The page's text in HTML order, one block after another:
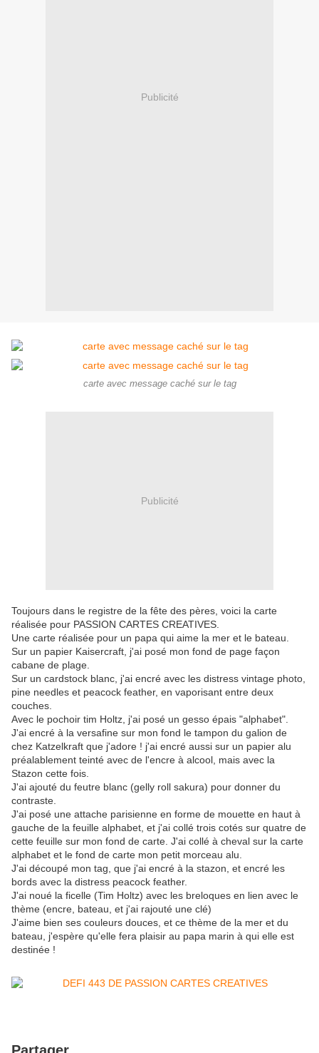
Publicité
carte avec message caché sur le tag
Publicité
Toujours dans le registre de la fête des pères, voici la carte
réalisée pour PASSION CARTES CREATIVES.
Une carte réalisée pour un papa qui aime la mer et le bateau.
Sur un papier Kaisercraft, j'ai posé mon fond de page façon
cabane de plage.
Sur un cardstock blanc, j'ai encré avec les distress vintage photo,
pine needles et peacock feather, en vaporisant entre deux
couches.
Avec le pochoir tim Holtz, j'ai posé un gesso épais "alphabet".
J'ai encré à la versafine sur mon fond le tampon du galion de
chez Katzelkraft que j'adore ! j'ai encré aussi sur un papier alu
préalablement teinté avec de l'encre à alcool, mais avec la
Stazon cette fois.
J'ai ajouté du feutre blanc (gelly roll sakura) pour donner du
contraste.
J'ai posé une attache parisienne en forme de mouette en haut à
gauche de la feuille alphabet, et j'ai collé trois cotés sur quatre de
cette feuille sur mon fond de carte. J'ai collé à cheval sur la carte
alphabet et le fond de carte mon petit morceau alu.
J'ai découpé mon tag, que j'ai encré à la stazon, et encré les
bords avec la distress peacock feather.
J'ai noué la ficelle (Tim Holtz) avec les breloques en lien avec le
thème (encre, bateau, et j'ai rajouté une clé)
J'aime bien ses couleurs douces, et ce thème de la mer et du
bateau, j'espère qu'elle fera plaisir au papa marin à qui elle est
destinée !